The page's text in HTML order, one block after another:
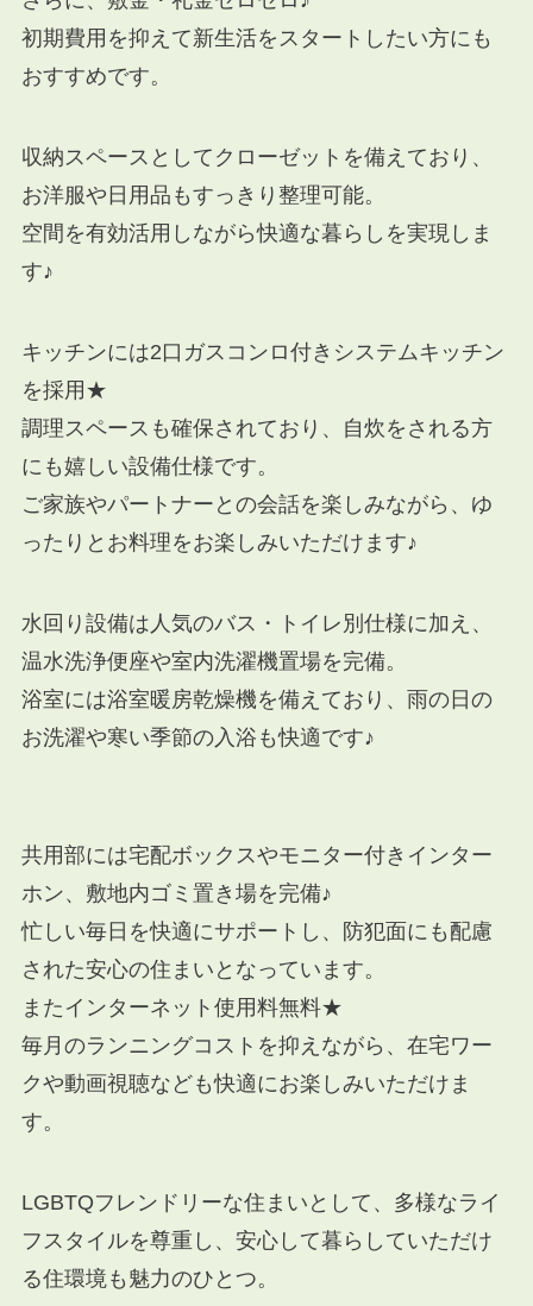
初期費用を抑えて新生活をスタートしたい方にも
おすすめです。
収納スペースとしてクローゼットを備えており、
お洋服や日用品もすっきり整理可能。
空間を有効活用しながら快適な暮らしを実現しま
す♪
キッチンには2口ガスコンロ付きシステムキッチン
を採用★
調理スペースも確保されており、自炊をされる方
にも嬉しい設備仕様です。
ご家族やパートナーとの会話を楽しみながら、ゆ
ったりとお料理をお楽しみいただけます♪
水回り設備は人気のバス・トイレ別仕様に加え、
温水洗浄便座や室内洗濯機置場を完備。
浴室には浴室暖房乾燥機を備えており、雨の日の
お洗濯や寒い季節の入浴も快適です♪
共用部には宅配ボックスやモニター付きインター
ホン、敷地内ゴミ置き場を完備♪
忙しい毎日を快適にサポートし、防犯面にも配慮
された安心の住まいとなっています。
またインターネット使用料無料★
毎月のランニングコストを抑えながら、在宅ワー
クや動画視聴なども快適にお楽しみいただけま
す。
LGBTQフレンドリーな住まいとして、多様なライ
フスタイルを尊重し、安心して暮らしていただけ
る住環境も魅力のひとつ。